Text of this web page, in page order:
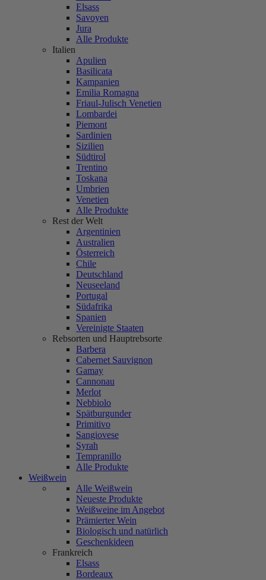
Elsass
Savoyen
Jura
Alle Produkte
Italien
Apulien
Basilicata
Kampanien
Emilia Romagna
Friaul-Julisch Venetien
Lombardei
Piemont
Sardinien
Sizilien
Südtirol
Trentino
Toskana
Umbrien
Venetien
Alle Produkte
Rest der Welt
Argentinien
Australien
Österreich
Chile
Deutschland
Neuseeland
Portugal
Südafrika
Spanien
Vereinigte Staaten
Rebsorten und Hauptrebsorte
Barbera
Cabernet Sauvignon
Gamay
Cannonau
Merlot
Nebbiolo
Spätburgunder
Primitivo
Sangiovese
Syrah
Tempranillo
Alle Produkte
Weißwein
Alle Weißwein
Neueste Produkte
Weißweine im Angebot
Prämierter Wein
Biologisch und natürlich
Geschenkideen
Frankreich
Elsass
Bordeaux